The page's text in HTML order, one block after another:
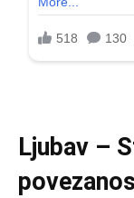
Ljubav –